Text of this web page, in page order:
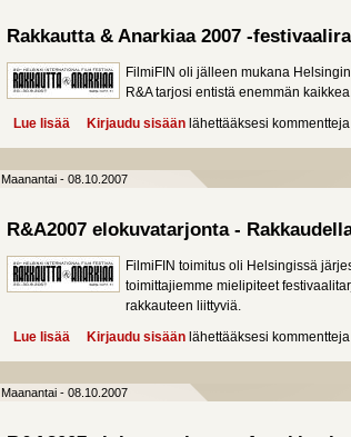
Rakkautta & Anarkiaa 2007 -
FilmiFIN oli jälleen mukana
R&A tarjosi entistä enemmän
Lue lisää about Rakkautta & Anarkiaa 2007 -
Kirjaudu sisään lähettääksesi kommentteja
Maanantai - 08.10.2007
R&A2007 elokuvatarjonta -
FilmiFIN toimitus oli Helsingissä
toimittajiemme mielipiteet
rakkauteen liittyviä.
Lue lisää about R&A2007 elokuvatarjonta -
Kirjaudu sisään lähettääksesi kommentteja
Maanantai - 08.10.2007